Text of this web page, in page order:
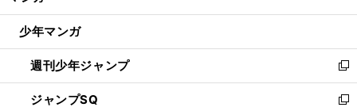
ウ
開
く
少年マンガ
週刊少年ジャンプ
新
し
い
ジャンプSQ
新